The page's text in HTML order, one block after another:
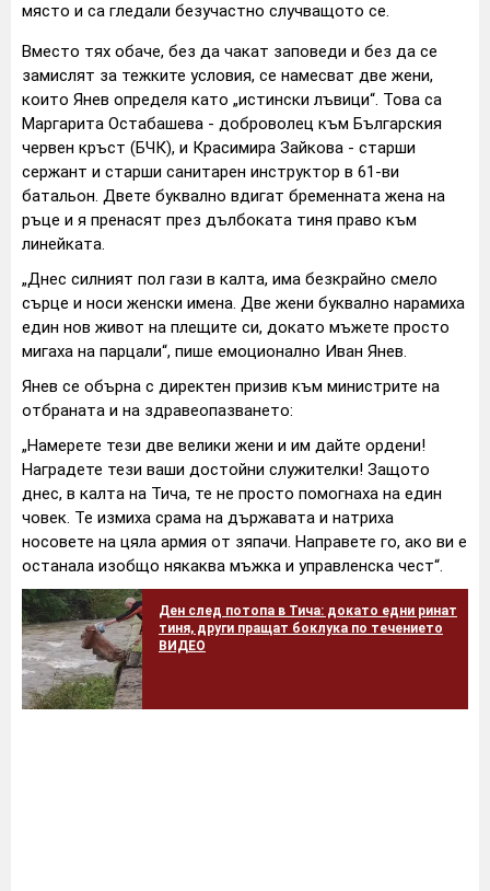
място и са гледали безучастно случващото се.
Вместо тях обаче, без да чакат заповеди и без да се
замислят за тежките условия, се намесват две жени,
които Янев определя като „истински лъвици“. Това са
Маргарита Остабашева - доброволец към Българския
червен кръст (БЧК), и Красимира Зайкова - старши
сержант и старши санитарен инструктор в 61-ви
батальон. Двете буквално вдигат бременната жена на
ръце и я пренасят през дълбоката тиня право към
линейката.
„Днес силният пол гази в калта, има безкрайно смело
сърце и носи женски имена. Две жени буквално нарамиха
един нов живот на плещите си, докато мъжете просто
мигаха на парцали“, пише емоционално Иван Янев.
Янев се обърна с директен призив към министрите на
отбраната и на здравеопазването:
„Намерете тези две велики жени и им дайте ордени!
Наградете тези ваши достойни служителки! Защото
днес, в калта на Тича, те не просто помогнаха на един
човек. Те измиха срама на държавата и натриха
носовете на цяла армия от зяпачи. Направете го, ако ви е
останала изобщо някаква мъжка и управленска чест“.
Ден след потопа в Тича: докато едни ринат
тиня, други пращат боклука по течението
ВИДЕО